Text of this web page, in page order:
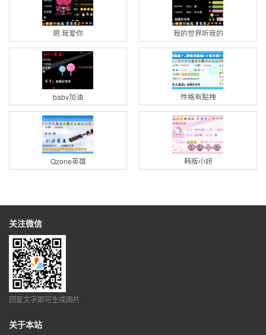
嗯,我爱你 我的世界听我的
baby加油 性格有點拽
Qzone英雄 韩版小妞
关注微信
回复文字即可生成图片
关于本站